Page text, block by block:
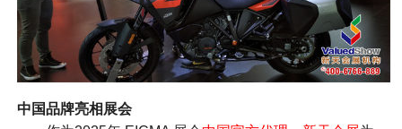
中国品牌亮相展会